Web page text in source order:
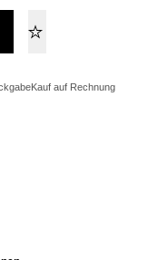
Kauf auf Rechnung